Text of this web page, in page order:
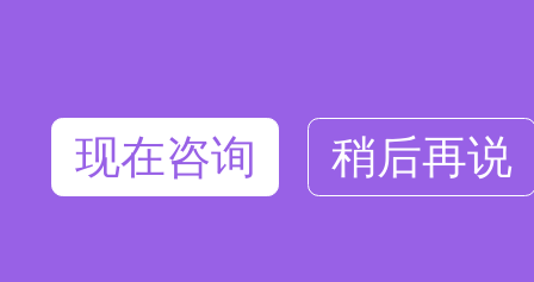
现在咨询 稍后再说